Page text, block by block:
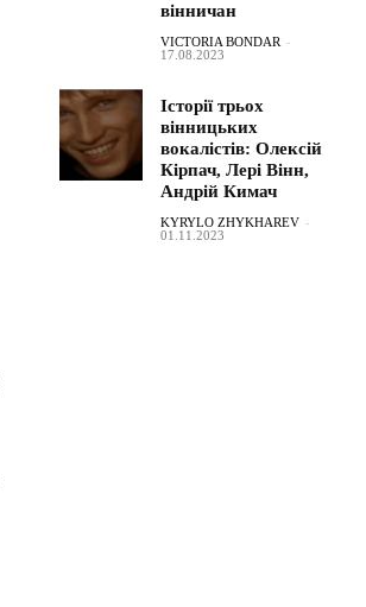
вінничан
VICTORIA BONDAR -
17.08.2023
Історії трьох
вінницьких
вокалістів: Олексій
Кірпач, Лері Вінн,
Андрій Кимач
KYRYLO ZHYKHAREV -
01.11.2023